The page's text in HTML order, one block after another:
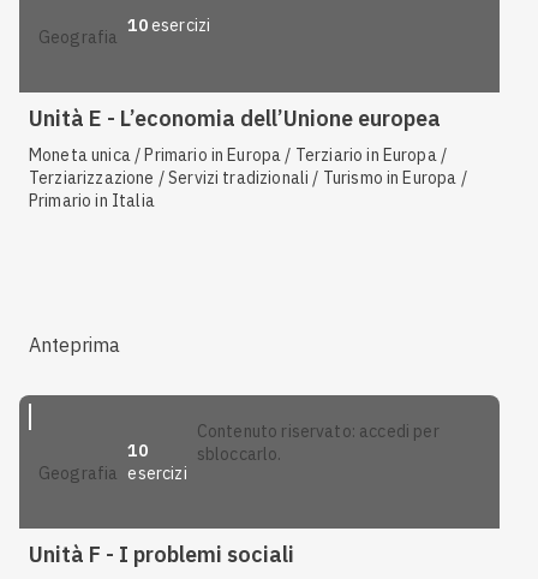
geografia
10esercizi
Unità E - L’economia dell’Unione europea
Moneta unica / Primario in Europa / Terziario in Europa /
Terziarizzazione / Servizi tradizionali / Turismo in Europa /
Primario in Italia
Anteprima
geografia
10
esercizi
contenuto riservato: accedi per
sbloccarlo.
Unità F - I problemi sociali